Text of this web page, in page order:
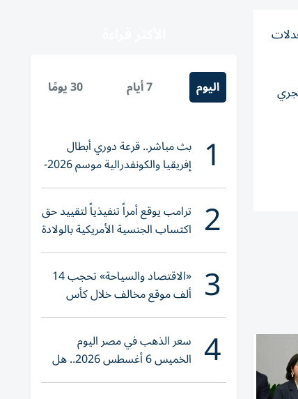
بمعدل 5,2 درجة عن المعدلات
5,2 درجة، وعندما نجري
اليوم 7 أيام 30 يومًا
1 بث مباشر.. قرعة دوري أبطال
إفريقيا والكونفدرالية موسم 2026-
2027
2 ترامب يوقع أمراً تنفيذياً لتقييد حق
اكتساب الجنسية الأمريكية بالولادة
3 «الاقتصاد والسياحة» تحجب 14
ألف موقع مخالف خلال كأس
العالم 2026
4 سعر الذهب في مصر اليوم
الخميس 6 أغسطس 2026.. هل
تنوي الشراء؟